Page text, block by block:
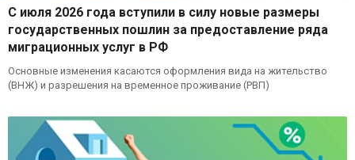
С июля 2026 года вступили в силу новые размеры
государственных пошлин за предоставление ряда
миграционных услуг в РФ
Основные изменения касаются оформления вида на жительство
(ВНЖ) и разрешения на временное проживание (РВП)